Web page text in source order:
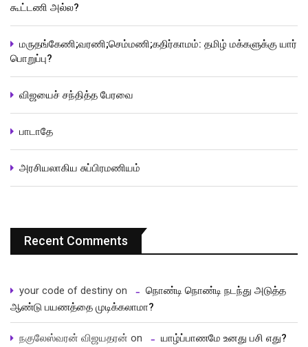
கூட்டணி அல்ல?
மருதங்கேணி;வரணி;செம்மணி;கதிர்காமம்: தமிழ் மக்களுக்கு யார்
பொறுப்பு?
விஜயைச் சந்தித்த பேரவை
பாடாதே
அரசியலாகிய சுப்பிரமணியம்
Recent Comments
your code of destiny on
நொண்டி நொண்டி நடந்து அடுத்த
ஆண்டு பயணத்தை முடிக்கலாமா?
நகுலேஸ்வரன் விஜயதரன் on
யாழ்ப்பாணமே உனது பசி எது?